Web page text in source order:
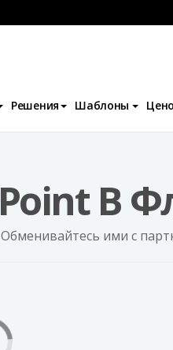
Решения Шаблоны
В
ими с